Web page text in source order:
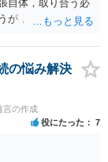
自体，取り合う必
が，お父上のご兄
の弁護士から相手
，一切応じないこ
絡を継続してくる
などを記載した
す。
の悩み解決
言の作成
役にたった 7